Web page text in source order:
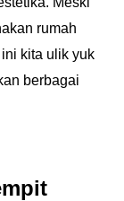
rumah
kita ulik yuk
berbagai